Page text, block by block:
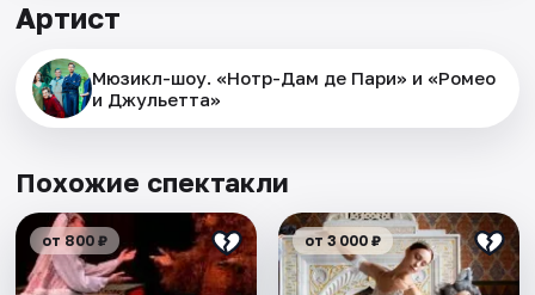
Артист
Мюзикл-шоу. «Нотр-Дам де Пари» и «Ромео
и Джульетта»
Похожие спектакли
от 800 ₽ от 3 000 ₽